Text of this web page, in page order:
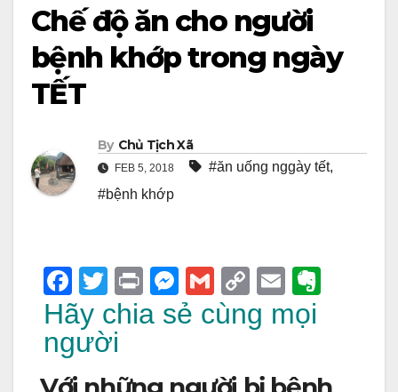
Chế độ ăn cho người
bệnh khớp trong ngày
TẾT
By Chủ Tịch Xã
FEB 5, 2018 #ăn uống nggày tết,
#bệnh khớp
F
a
c
e
T
wi
tt
Pr
in
M
e
G
m
C
o
p
E
m
ail
Hãy chia sẻ cùng mọi
người